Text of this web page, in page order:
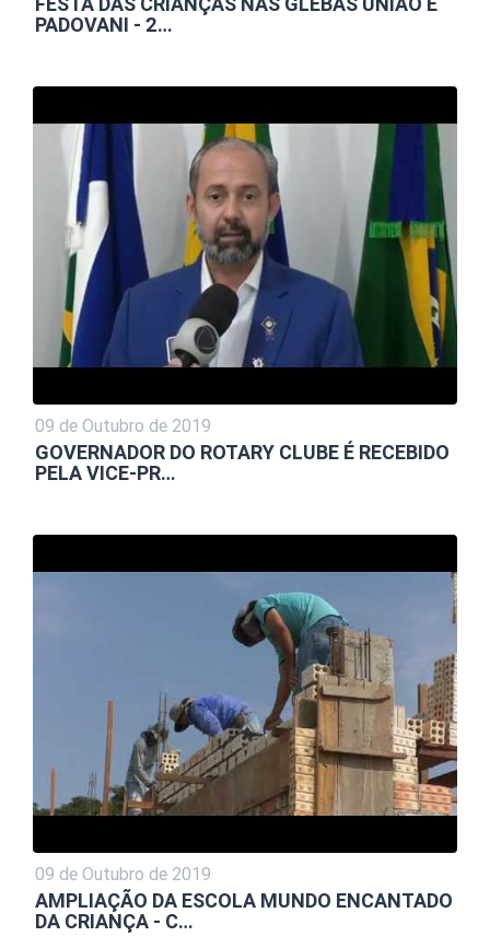
PADOVANI - 2…
09 de Outubro de 2019
GOVERNADOR DO ROTARY CLUBE É RECEBIDO
PELA VICE-PR…
09 de Outubro de 2019
AMPLIAÇÃO DA ESCOLA MUNDO ENCANTADO
DA CRIANÇA - C…